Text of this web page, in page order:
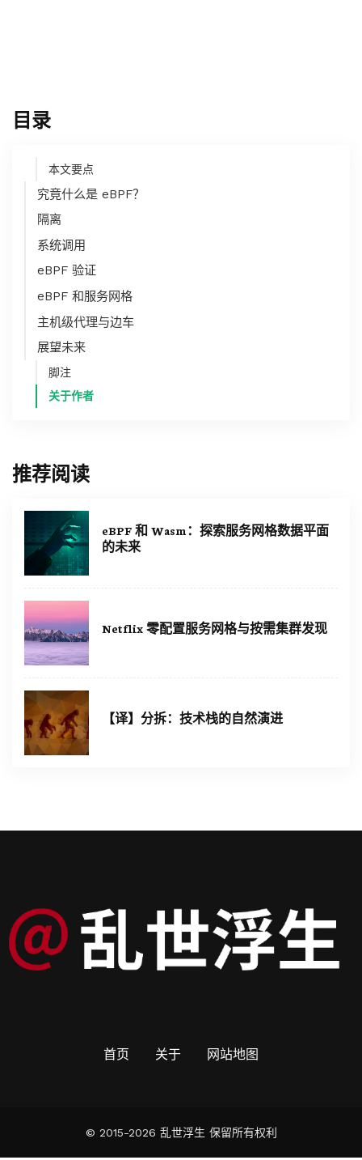
目录
本文要点
究竟什么是 eBPF？
隔离
系统调用
eBPF 验证
eBPF 和服务网格
主机级代理与边车
展望未来
脚注
关于作者
推荐阅读
eBPF 和 Wasm：探索服务网格数据平面
的未来
Netflix 零配置服务网格与按需集群发现
【译】分拆：技术栈的自然演进
首页 关于 网站地图
© 2015-2026 乱世浮生 保留所有权利